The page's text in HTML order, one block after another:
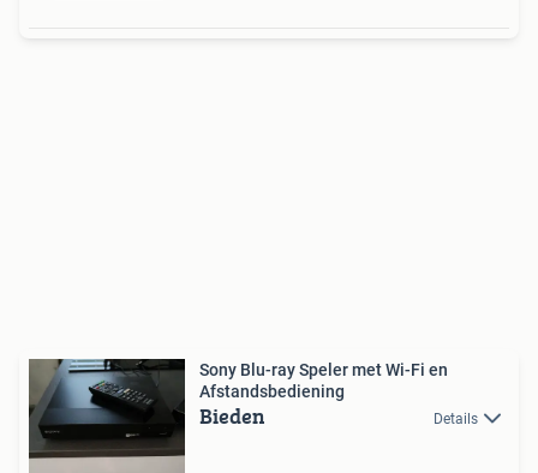
Sony Blu-ray Speler met Wi-Fi en
Afstandsbediening
Bieden Details